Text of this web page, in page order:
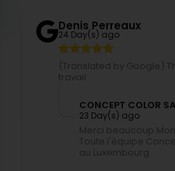
Denis Perreaux
24 Day(s) ago
(Translated by Google)
travail
CONCEPT COLOR SA
23 Day(s) ago
Merci beaucoup
Toute l'équipe
au Luxembourg.